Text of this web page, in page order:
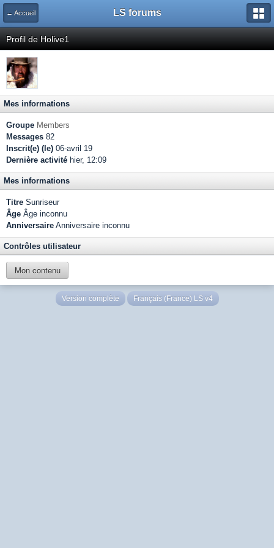
← Accueil LS forums
Profil de Holive1
Mes informations
Groupe Members
Messages 82
Inscrit(e) (le) 06-avril 19
Dernière activité hier, 12:09
Mes informations
Titre Sunriseur
Âge Âge inconnu
Anniversaire Anniversaire inconnu
Contrôles utilisateur
Mon contenu
Version complète Français (France) LS v4